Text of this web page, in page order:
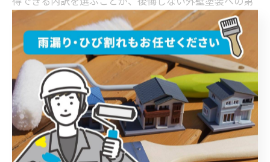
一歩です。
当別町で相場より高額か即判断するコ
ツ
外壁塗装の費用が高いと感じた時の見極め方
外壁塗装の費用が思ったより高額だと感じた際、まずは